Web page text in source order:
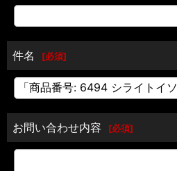
件名 [必須]
お問い合わせ内容 [必須]